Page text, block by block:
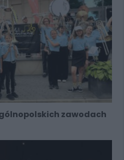
zawodach